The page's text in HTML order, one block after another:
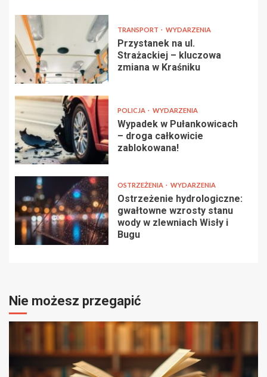
TRANSPORT WYDARZENIA
Przystanek na ul.
Strażackiej – kluczowa
zmiana w Kraśniku
POLICJA WYDARZENIA
Wypadek w Pułankowicach
– droga całkowicie
zablokowana!
OSTRZEŻENIA WYDARZENIA
Ostrzeżenie hydrologiczne:
gwałtowne wzrosty stanu
wody w zlewniach Wisły i
Bugu
Nie możesz przegapić